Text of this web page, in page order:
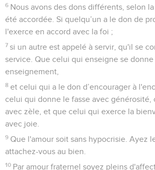
En effet, aucun de nous ne vit pour lui-
meurt pour lui-même :
8 si nous vivons, c'est pour le Seigneur
nous mourons, c'est pour le Seigneur que
Ainsi, soit que nous vivions, soit que nous
En effet, Christ est mort et [il est
la vie pour être le Seigneur des morts et
Mais toi, pourquoi juges-tu ton frère ?
méprises-tu ton frère ? Nous
devant le tribunal de Christ,
11 car il est écrit : Je suis vivant, dit le
le genou devant moi et toute langue